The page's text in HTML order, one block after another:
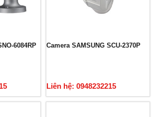
6084RP Camera SAMSUNG SCU-2370P
Liên hệ: 0948232215